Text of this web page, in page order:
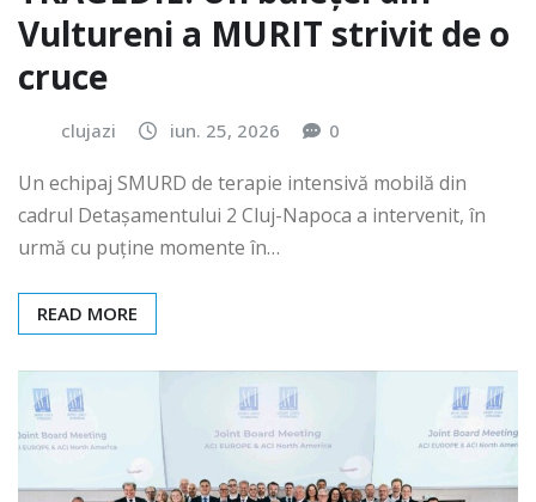
Vultureni a MURIT strivit de o
cruce
clujazi iun. 25, 2026 0
Un echipaj SMURD de terapie intensivă mobilă din
cadrul Detașamentului 2 Cluj-Napoca a intervenit, în
urmă cu puține momente în…
READ MORE